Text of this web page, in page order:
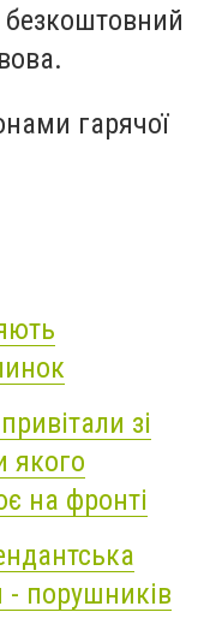
гарячої
зі
якого
на фронті
- порушників